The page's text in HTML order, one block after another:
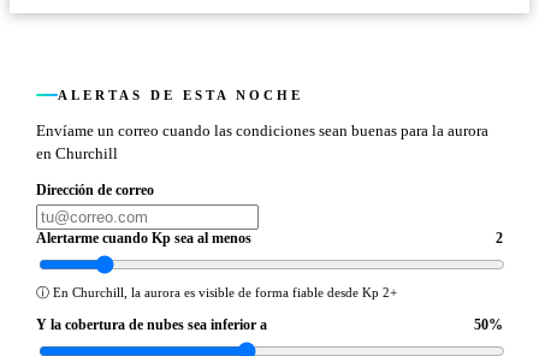
ALERTAS DE ESTA NOCHE
Envíame un correo cuando las condiciones sean buenas para la aurora
en Churchill
Dirección de correo
Alertarme cuando Kp sea al menos 2
ⓘ En Churchill, la aurora es visible de forma fiable desde Kp 2+
Y la cobertura de nubes sea inferior a 50%